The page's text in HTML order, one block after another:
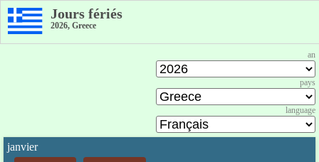
Jours fériés
2026, Greece
an
pays
language
janvier